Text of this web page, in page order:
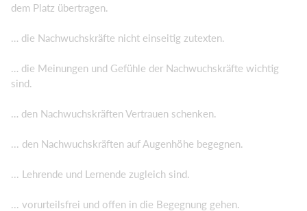
dem Platz übertragen.
… die Nachwuchskräfte nicht einseitig zutexten.
… die Meinungen und Gefühle der Nachwuchskräfte wichtig
sind.
… den Nachwuchskräften Vertrauen schenken.
... den Nachwuchskräften auf Augenhöhe begegnen.
... Lehrende und Lernende zugleich sind.
... vorurteilsfrei und offen in die Begegnung gehen.